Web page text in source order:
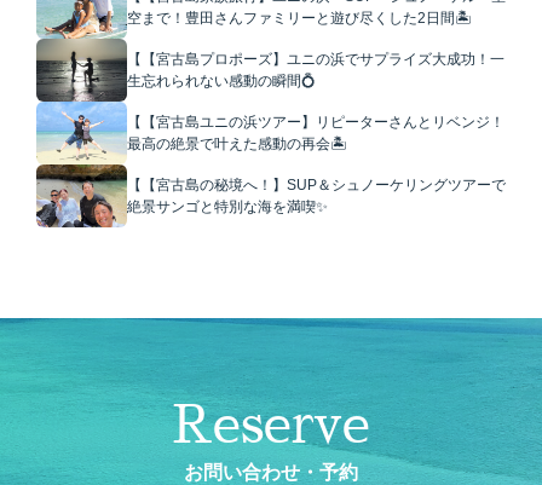
空まで！豊田さんファミリーと遊び尽くした2日間🏝️
【【宮古島プロポーズ】ユニの浜でサプライズ大成功！一
生忘れられない感動の瞬間💍
【【宮古島ユニの浜ツアー】リピーターさんとリベンジ！
最高の絶景で叶えた感動の再会🏝️
【【宮古島の秘境へ！】SUP＆シュノーケリングツアーで
絶景サンゴと特別な海を満喫✨
Reserve
お問い合わせ・予約